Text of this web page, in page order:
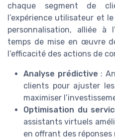
chaque segment de
l’expérience utilisateur et
personnalisation, alliée à
temps de mise en œuvre
l’efficacité des actions de
Analyse prédictive :
clients pour ajuster
maximiser
Optimisation du
assistants virtuels
en offrant des réponses